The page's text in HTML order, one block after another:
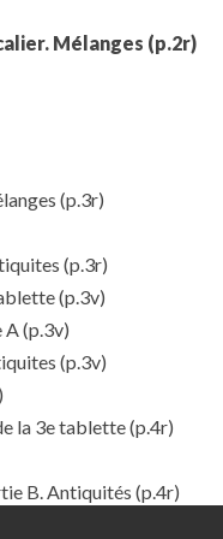
Mélanges (p.2r)
(p.3r)
(p.3r)
(p.3v)
A (p.3v)
(p.3v)
la 3e tablette(p.4r)
B. Antiquités (p.4r)